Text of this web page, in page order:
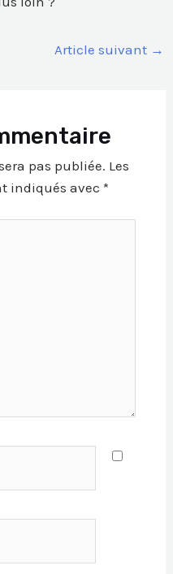
Article suivant →
pas publiée. Les
indiqués avec *